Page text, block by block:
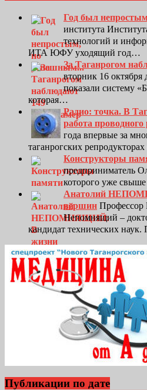
Год был
института
технологий и
ИТА ЮФУ уходящий год…
За Таганрогом
вторник 16 октября
показали систему
которая…
Радио: точка. В
работа
года впервые за
таганрогских
Конструкторы
предприниматель
которого уже
Анатолий
вершин
Непомнящий –
кандидат технических
Публикации по дате